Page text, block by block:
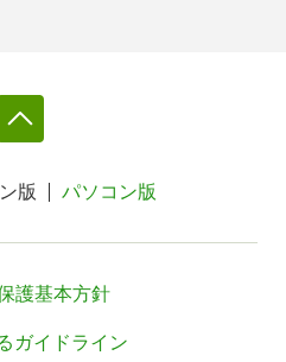
版 パソコン版
護基本方針
ガイドライン